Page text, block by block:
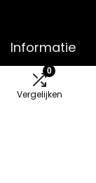
0
Vergelijken
Informatie
Contact
Klantenservice